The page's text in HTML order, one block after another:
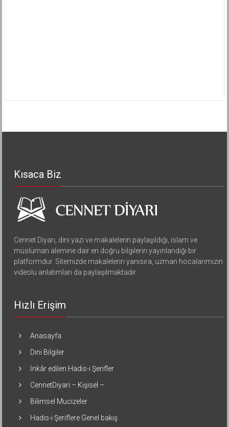
Kısaca Biz
Cennet Diyarı, dini yazı ve makalelerin paylaşıldığı, islam ve
müslüman alemine dair en doğru bilgilerin yayınlandığı bir
platformdur. Sitemizde makalelerin yanısıra, uzman hocalarımızın
videolu anlatımları da paylaşılmaktadır.
Hızlı Erişim
Anasayfa
Dini Bilgiler
İnkâr edilen Hadis-i Şerifler
CennetDiyari – Kişisel –
Bilimsel Mucizeler
Hadis-i Şeriflere Genel bakış